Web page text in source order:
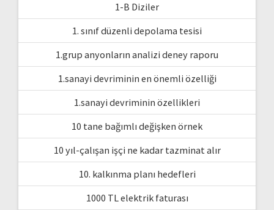
1-B Diziler
1. sınıf düzenli depolama tesisi
1.grup anyonların analizi deney raporu
1.sanayi devriminin en önemli özelliği
1.sanayi devriminin özellikleri
10 tane bağımlı değişken örnek
10 yıl-çalışan işçi ne kadar tazminat alır
10. kalkınma planı hedefleri
1000 TL elektrik faturası